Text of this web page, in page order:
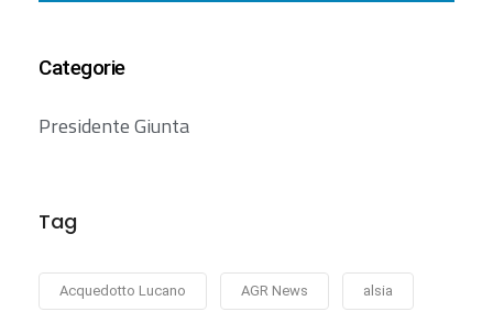
Categorie
Presidente Giunta
Tag
Acquedotto Lucano AGR News alsia